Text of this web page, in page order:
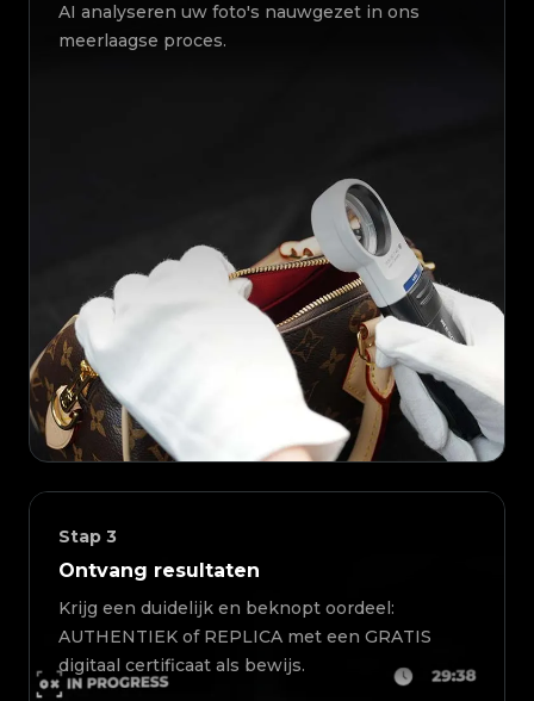
AI analyseren uw foto's nauwgezet in ons
meerlaagse proces.
Stap 3
Ontvang resultaten
Krijg een duidelijk en beknopt oordeel:
AUTHENTIEK of REPLICA met een GRATIS
digitaal certificaat als bewijs.